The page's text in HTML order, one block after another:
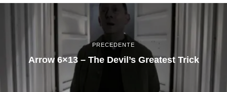
PRECEDENTE
Arrow 6×13 – The Devil’s Greatest Trick